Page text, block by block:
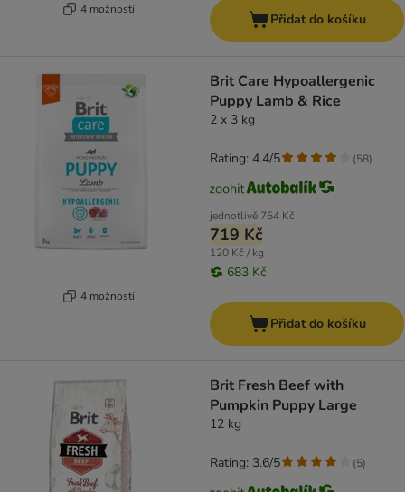
4 možností
Přidat do košíku
4 možností
Brit Care Hypoallergenic
Puppy Lamb & Rice
2 x 3 kg
jednotlivě 754 Kč
719 Kč
120 Kč / kg
683 Kč
Rating: 4.4/5 (58)
Přidat do košíku
Brit Fresh Beef with
Pumpkin Puppy Large
12 kg
Rating: 3.6/5 (5)